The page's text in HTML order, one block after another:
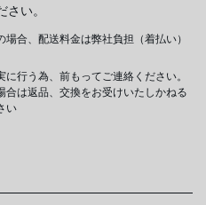
い。
合、配送料金は弊社負担（着払い）
行う為、前もってご連絡ください。
は返品、交換をお受けいたしかねる
い